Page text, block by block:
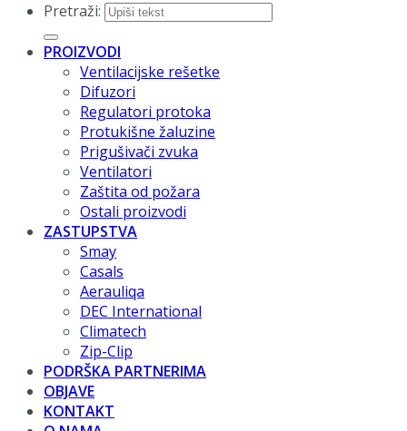
Pretraži:
PROIZVODI
Ventilacijske rešetke
Difuzori
Regulatori protoka
Protukišne žaluzine
Prigušivači zvuka
Ventilatori
Zaštita od požara
Ostali proizvodi
ZASTUPSTVA
Smay
Casals
Aerauliqa
DEC International
Climatech
Zip-Clip
PODRŠKA PARTNERIMA
OBJAVE
KONTAKT